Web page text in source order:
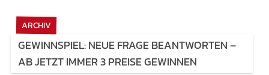
ARCHIV
GEWINNSPIEL: NEUE FRAGE BEANTWORTEN –
AB JETZT IMMER 3 PREISE GEWINNEN